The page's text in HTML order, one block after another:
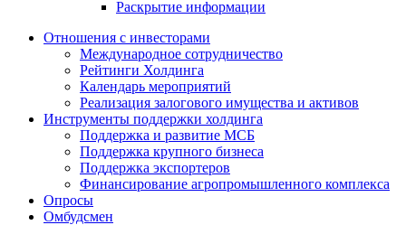
Раскрытие информации
Отношения с инвесторами
Международное сотрудничество
Рейтинги Холдинга
Календарь мероприятий
Реализация залогового имущества и активов
Инструменты поддержки холдинга
Поддержка и развитие МСБ
Поддержка крупного бизнеса
Поддержка экспортеров
Финансирование агропромышленного комплекса
Опросы
Омбудсмен